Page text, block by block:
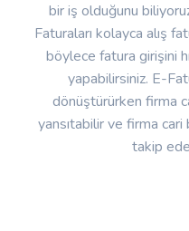
bir iş olduğunu
Faturaları kolayca alış
böylece fatura girişini
yapabilirsiniz. E-
dönüştürürken firma
yansıtabilir ve firma
takip